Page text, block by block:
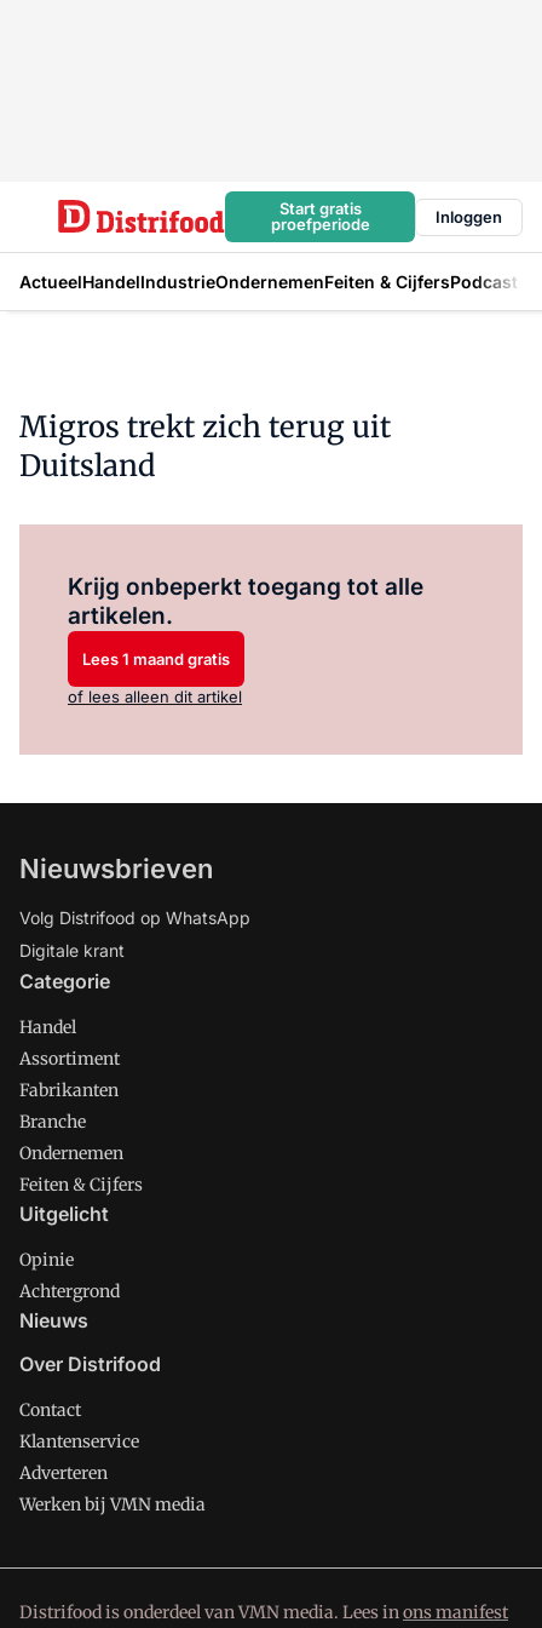
Start gratis
proefperiode
Inloggen
ActueelHandelIndustrieOndernemenFeiten & CijfersPodcast
Migros trekt zich terug uit
Duitsland
Krijg onbeperkt toegang tot alle
artikelen.
Lees 1 maand gratis
of lees alleen dit artikel
Nieuwsbrieven
Volg Distrifood op WhatsApp
Digitale krant
Categorie
Handel
Assortiment
Fabrikanten
Branche
Ondernemen
Feiten & Cijfers
Uitgelicht
Opinie
Achtergrond
Nieuws
Over Distrifood
Contact
Klantenservice
Adverteren
Werken bij VMN media
Distrifood is onderdeel van VMN media. Lees inons manifest